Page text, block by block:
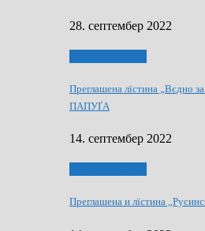
28. септембер 2022
Преглашена лїстина „Вєдно
ПАПУҐА
14. септембер 2022
Преглашена и лїстина